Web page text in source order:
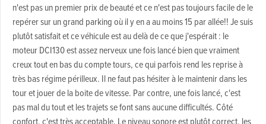
n'est pas un premier prix de beauté et ce n'est pas toujours facile de le
repérer sur un grand parking où il y en a au moins 15 par allée!! Je suis
plutôt satisfait et ce véhicule est au delà de ce que j'espérait : le
moteur DCI130 est assez nerveux une fois lancé bien que vraiment
creux tout en bas du compte tours, ce qui parfois rend les reprise à
très bas régime périlleux. Il ne faut pas hésiter à le maintenir dans les
tour et jouer de la boite de vitesse. Par contre, une fois lancé, c'est
pas mal du tout et les trajets se font sans aucune difficultés. Côté
confort, c'est très acceptable. Le niveau sonore est plutôt correct, les